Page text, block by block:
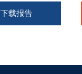
下载报告